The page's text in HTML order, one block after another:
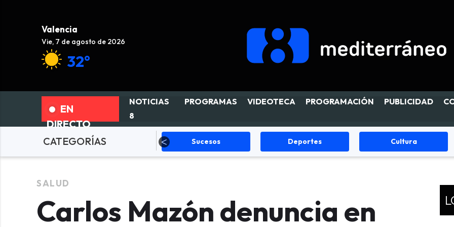
Valencia
Vie, 7 de agosto de 2026
32°
EN
DIRECTO
NOTICIAS
8
PROGRAMAS VIDEOTECA PROGRAMACIÓN PUBLICIDAD
CATEGORÍASSucesos Deportes Cultura Fiestas
SALUD
Carlos Mazón denuncia en